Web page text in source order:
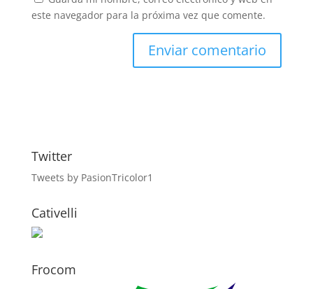
este navegador para la próxima vez que comente.
Twitter
Tweets by PasionTricolor1
Cativelli
Frocom